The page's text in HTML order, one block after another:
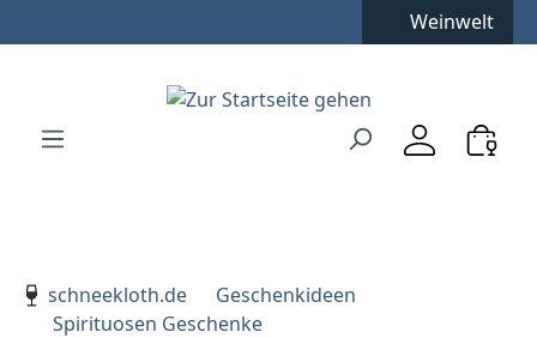
Zur Hauptnavigation springen
Weinwelt
schneekloth.de
Geschenkideen
Spirituosen Geschenke